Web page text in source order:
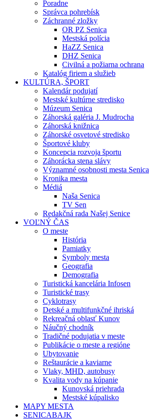
Poradne
Správca pohrebísk
Záchranné zložky
OR PZ Senica
Mestská polícia
HaZZ Senica
DHZ Senica
Civilná a požiarna ochrana
Katalóg firiem a služieb
KULTÚRA, ŠPORT
Kalendár podujatí
Mestské kultúrne stredisko
Múzeum Senica
Záhorská galéria J. Mudrocha
Záhorská knižnica
Záhorské osvetové stredisko
Športové kluby
Koncepcia rozvoja športu
Záhorácka stena slávy
Významné osobnosti mesta Senica
Kronika mesta
Médiá
Naša Senica
TV Sen
Redakčná rada Našej Senice
VOĽNÝ ČAS
O meste
História
Pamiatky
Symboly mesta
Geografia
Demografia
Turistická kancelária Infosen
Turistické trasy
Cyklotrasy
Detské a multifunkčné ihriská
Rekreačná oblasť Kunov
Náučný chodník
Tradičné podujatia v meste
Publikácie o meste a regióne
Ubytovanie
Reštaurácie a kaviarne
Vlaky, MHD, autobusy
Kvalita vody na kúpanie
Kunovská priehrada
Mestské kúpalisko
MAPY MESTA
SENICABAJK